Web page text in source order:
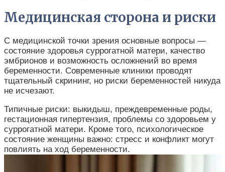
Медицинская сторона и риски
С медицинской точки зрения основные вопросы —
состояние здоровья суррогатной матери, качество
эмбрионов и возможность осложнений во время
беременности. Современные клиники проводят
тщательный скрининг, но риски беременностей никуда
не исчезают.
Типичные риски: выкидыш, преждевременные роды,
гестационная гипертензия, проблемы со здоровьем у
суррогатной матери. Кроме того, психологическое
состояние женщины важно: стресс и конфликт могут
повлиять на ход беременности.